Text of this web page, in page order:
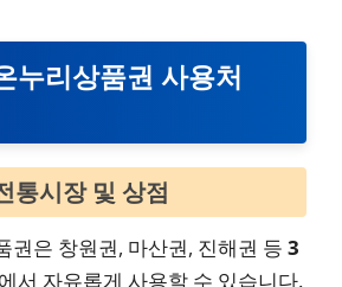
누리상품권 사용처
통시장 및 상점
권은 창원권, 마산권, 진해권 등 3
서 자유롭게 사용할 수 있습니다.